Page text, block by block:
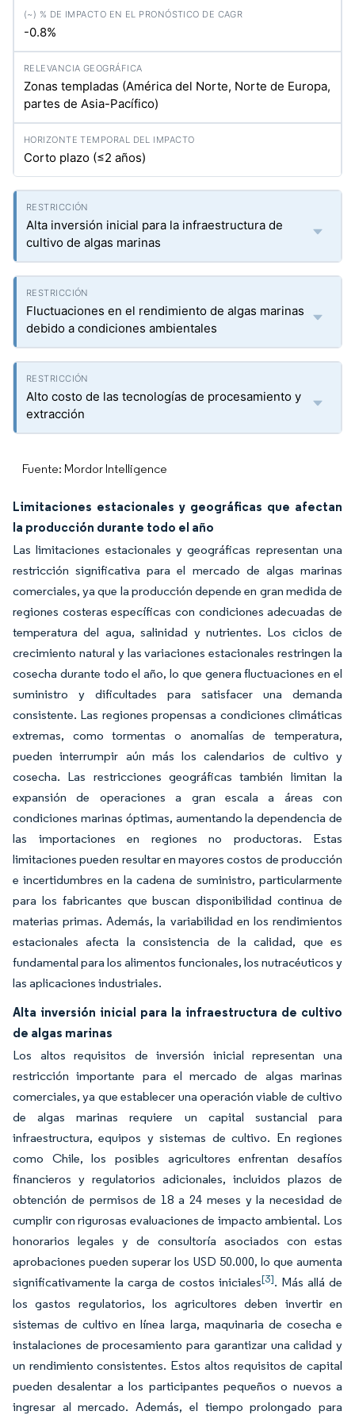
-0.8%
Zonas templadas (América del Norte, Norte de Europa,
partes de Asia-Pacífico)
Corto plazo (≤2 años)
Alta inversión inicial para la infraestructura de
cultivo de algas marinas
Fluctuaciones en el rendimiento de algas marinas
debido a condiciones ambientales
Alto costo de las tecnologías de procesamiento y
extracción
Fuente: Mordor Intelligence
Limitaciones estacionales y geográficas que afectan
la producción durante todo el año
Las limitaciones estacionales y geográficas representan una
restricción significativa para el mercado de algas marinas
comerciales, ya que la producción depende en gran medida de
regiones costeras específicas con condiciones adecuadas de
temperatura del agua, salinidad y nutrientes. Los ciclos de
crecimiento natural y las variaciones estacionales restringen la
cosecha durante todo el año, lo que genera fluctuaciones en el
suministro y dificultades para satisfacer una demanda
consistente. Las regiones propensas a condiciones climáticas
extremas, como tormentas o anomalías de temperatura,
pueden interrumpir aún más los calendarios de cultivo y
cosecha. Las restricciones geográficas también limitan la
expansión de operaciones a gran escala a áreas con
condiciones marinas óptimas, aumentando la dependencia de
las importaciones en regiones no productoras. Estas
limitaciones pueden resultar en mayores costos de producción
e incertidumbres en la cadena de suministro, particularmente
para los fabricantes que buscan disponibilidad continua de
materias primas. Además, la variabilidad en los rendimientos
estacionales afecta la consistencia de la calidad, que es
fundamental para los alimentos funcionales, los nutracéuticos y
las aplicaciones industriales.
Alta inversión inicial para la infraestructura de cultivo
de algas marinas
Los altos requisitos de inversión inicial representan una
restricción importante para el mercado de algas marinas
comerciales, ya que establecer una operación viable de cultivo
de algas marinas requiere un capital sustancial para
infraestructura, equipos y sistemas de cultivo. En regiones
como Chile, los posibles agricultores enfrentan desafíos
financieros y regulatorios adicionales, incluidos plazos de
obtención de permisos de 18 a 24 meses y la necesidad de
cumplir con rigurosas evaluaciones de impacto ambiental. Los
honorarios legales y de consultoría asociados con estas
aprobaciones pueden superar los USD 50.000, lo que aumenta
significativamente la carga de costos iniciales[3]. Más allá de
los gastos regulatorios, los agricultores deben invertir en
sistemas de cultivo en línea larga, maquinaria de cosecha e
instalaciones de procesamiento para garantizar una calidad y
un rendimiento consistentes. Estos altos requisitos de capital
pueden desalentar a los participantes pequeños o nuevos a
ingresar al mercado. Además, el tiempo prolongado para